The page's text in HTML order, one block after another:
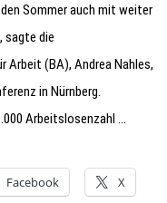
Sommer auch mit weiter
sagte die
Arbeit (BA), Andrea Nahles,
in Nürnberg.
Arbeitslosenzahl …
Facebook X